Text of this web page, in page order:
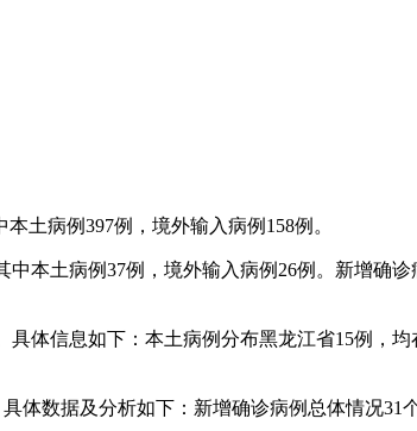
土病例397例，境外输入病例158例。
本土病例37例，境外输入病例26例。新增确
体信息如下：本土病例分布黑龙江省15例，
体数据及分析如下：新增确诊病例总体情况31